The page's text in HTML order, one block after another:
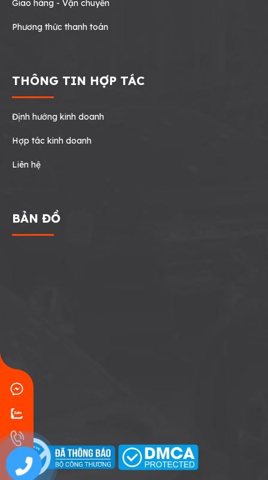
Giao hàng - Vận chuyển
Phương thức thanh toán
THÔNG TIN HỢP TÁC
Định hướng kinh doanh
Hợp tác kinh doanh
Liên hệ
BẢN ĐỒ
0707771767